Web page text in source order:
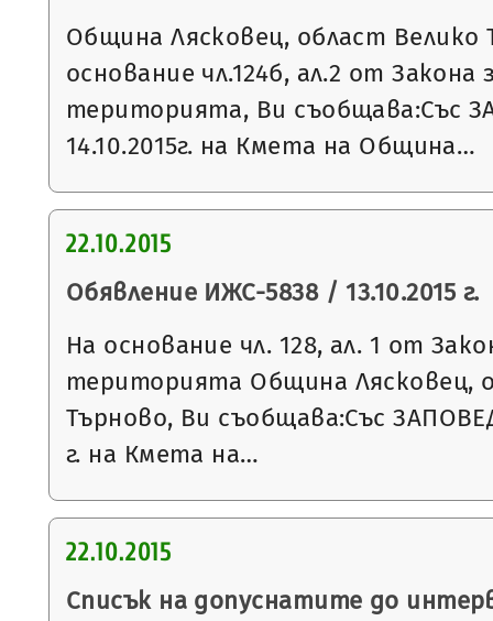
Община Лясковец, област Велико
основание чл.124б, ал.2 от
територията, Ви съобщава:Със
14.10.2015г. на Кмета на Община…
22.10.2015
Обявление ИЖС-5838 / 13.10.2015 г.
На основание чл. 128, ал. 1 от
територията Община Лясковец,
Търново, Ви съобщава:Със
г. на Кмета на…
22.10.2015
Списък на допуснатите до